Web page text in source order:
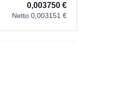
0,003750 €
Netto 0,003151 €